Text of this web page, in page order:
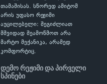
თამაშისას. სწორედ ამიტომ
არის უფასო რეჟიმი
აუცილებელი: შეგიძლიათ
მშვიდად შეამოწმოთ არა
მარტო მექანიკა, არამედ
კომფორტიც.
დემო რეჟიმი და პირველი
სპინები